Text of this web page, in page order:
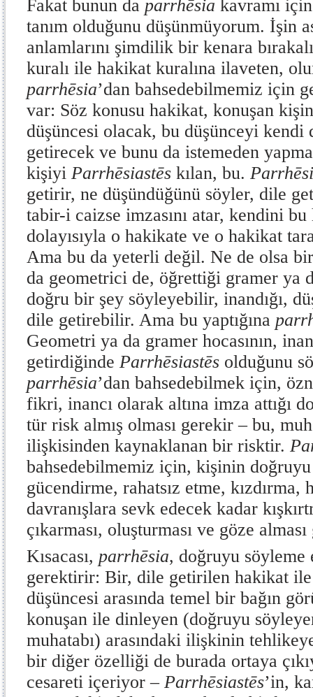
Fakat bunun da parrhēsia kavramı
tanım olduğunu düşünmüyorum. İşin
anlamlarını şimdilik bir kenara
kuralı ile hakikat kuralına ilaveten,
parrhēsia’dan bahsedebilmemiz için
var: Söz konusu hakikat, konuşan
düşüncesi olacak, bu düşünceyi kendi
getirecek ve bunu da istemeden
kişiyi Parrhēsiastēs kılan, bu.
getirir, ne düşündüğünü söyler, dile
tabir-i caizse imzasını atar, kendini
dolayısıyla o hakikate ve o hakikat
Ama bu da yeterli değil. Ne de olsa
da geometrici de, öğrettiği gramer ya
doğru bir şey söyleyebilir, inandığı,
dile getirebilir. Ama bu yaptığına
Geometri ya da gramer hocasının,
getirdiğinde Parrhēsiastēs olduğunu
parrhēsia’dan bahsedebilmek için,
fikri, inancı olarak altına imza attığı
tür risk almış olması gerekir – bu,
ilişkisinden kaynaklanan bir risktir.
bahsedebilmemiz için, kişinin
gücendirme, rahatsız etme, kızdırma,
davranışlara sevk edecek kadar
çıkarması, oluşturması ve göze
Kısacası, parrhēsia, doğruyu söyleme
gerektirir: Bir, dile getirilen hakikat
düşüncesi arasında temel bir bağın
konuşan ile dinleyen (doğruyu
muhatabı) arasındaki ilişkinin
bir diğer özelliği de burada ortaya
cesareti içeriyor – Parrhēsiastēs’in,